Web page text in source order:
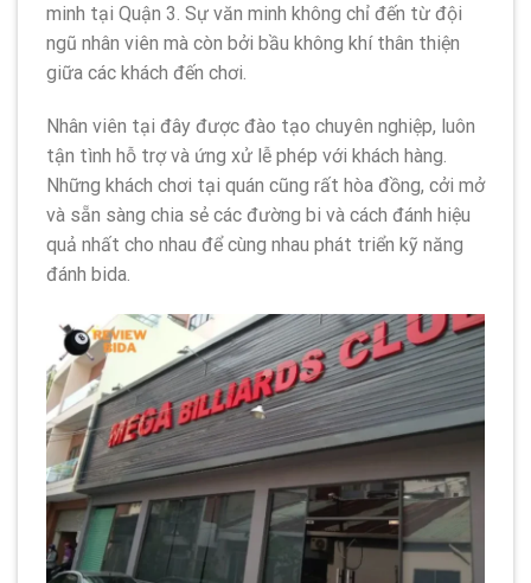
minh tại Quận 3. Sự văn minh không chỉ đến từ đội
ngũ nhân viên mà còn bởi bầu không khí thân thiện
giữa các khách đến chơi.
Nhân viên tại đây được đào tạo chuyên nghiệp, luôn
tận tình hỗ trợ và ứng xử lễ phép với khách hàng.
Những khách chơi tại quán cũng rất hòa đồng, cởi mở
và sẵn sàng chia sẻ các đường bi và cách đánh hiệu
quả nhất cho nhau để cùng nhau phát triển kỹ năng
đánh bida.